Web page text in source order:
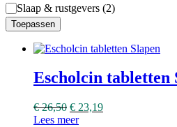
Categorie
Slaap & rustgevers (2)
Toepassen
Escholcin tabletten
€26,50 € 23,19
Lees meer